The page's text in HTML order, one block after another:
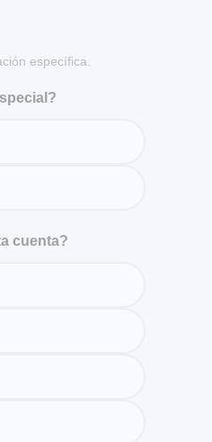
específica.
cuenta?